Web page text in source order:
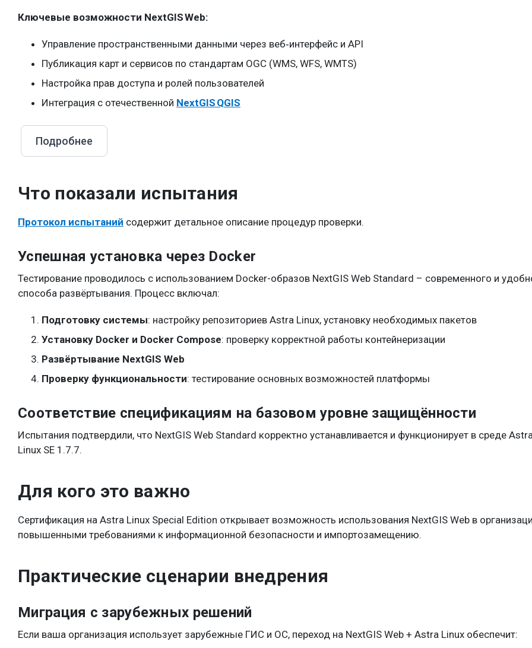
Ключевые возможности NextGIS Web:
Управление пространственными данными через веб‑интерфейс и API
Публикация карт и сервисов по стандартам OGC (WMS, WFS, WMTS)
Настройка прав доступа и ролей пользователей
Интеграция с отечественной NextGIS QGIS
Подробнее
Что показали испытания
Протокол испытаний содержит детальное описание процедур проверки.
Успешная установка через Docker
Тестирование проводилось с использованием Docker-образов NextGIS Web Standard – современного и
способа развёртывания. Процесс включал:
Подготовку системы: настройку репозиториев Astra Linux, установку необходимых пакетов
Установку Docker и Docker Compose: проверку корректной работы контейнеризации
Развёртывание NextGIS Web
Проверку функциональности: тестирование основных возможностей платформы
Соответствие спецификациям на базовом уровне защищённости
Испытания подтвердили, что NextGIS Web Standard корректно устанавливается и функционирует в среде
Linux SE 1.7.7.
Для кого это важно
Сертификация на Astra Linux Special Edition открывает возможность использования NextGIS Web в
повышенными требованиями к информационной безопасности и импортозамещению.
Практические сценарии внедрения
Миграция с зарубежных решений
Если ваша организация использует зарубежные ГИС и ОС, переход на NextGIS Web + Astra Linux обеспечит: